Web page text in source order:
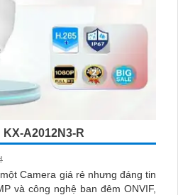
KX-A2012N3-R
Camera giá rẻ nhưng đáng tin